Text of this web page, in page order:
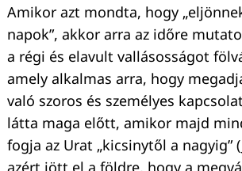
Amikor azt mondta, hogy
napok”, akkor arra az időre
a régi és elavult vallásosságot
amely alkalmas arra, hogy
való szoros és személyes
látta maga előtt, amikor majd
fogja az Urat „kicsinytől a nagyig”
azért jött el a földre, hogy a